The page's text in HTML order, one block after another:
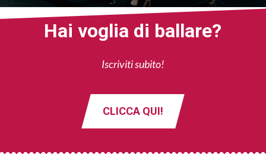
Hai voglia di ballare?
Iscriviti subito!
CLICCA QUI!